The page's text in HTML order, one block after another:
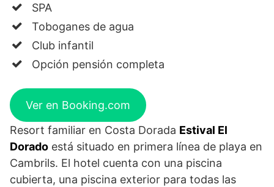
SPA
Toboganes de agua
Club infantil
Opción pensión completa
Ver en Booking.com
Resort familiar en Costa Dorada Estival El
Dorado está situado en primera línea de playa en
Cambrils. El hotel cuenta con una piscina
cubierta, una piscina exterior para todas las